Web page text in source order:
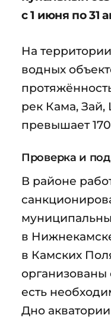
с 1 июня по 31
На
водных
рек Кама,
превышает
Проверка и
В районе
в
в Камских
организованы
есть
Дно